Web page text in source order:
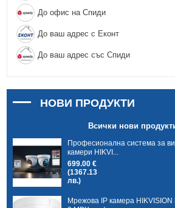
До офис на Спиди
До ваш адрес с Еконт
До ваш адрес със Спиди
НОВИ ПРОДУКТИ
Всички нови
Професионална система за
камери HIKVI...
699.00 €
(1367.13
лв.)
Мрежова IP камера